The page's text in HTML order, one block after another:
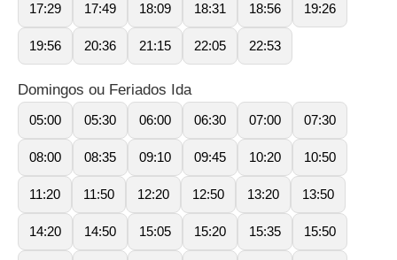
17:29 17:49 18:09 18:31 18:56 19:26
19:56 20:36 21:15 22:05 22:53
Domingos ou Feriados Ida
05:00 05:30 06:00 06:30 07:00 07:30
08:00 08:35 09:10 09:45 10:20 10:50
11:20 11:50 12:20 12:50 13:20 13:50
14:20 14:50 15:05 15:20 15:35 15:50